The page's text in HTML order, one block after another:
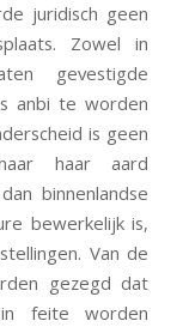
juridisch geen
Zowel in
gevestigde
anbi te worden
is geen
haar aard
binnenlandse
bewerkelijk is,
Van de
gezegd dat
in feite worden